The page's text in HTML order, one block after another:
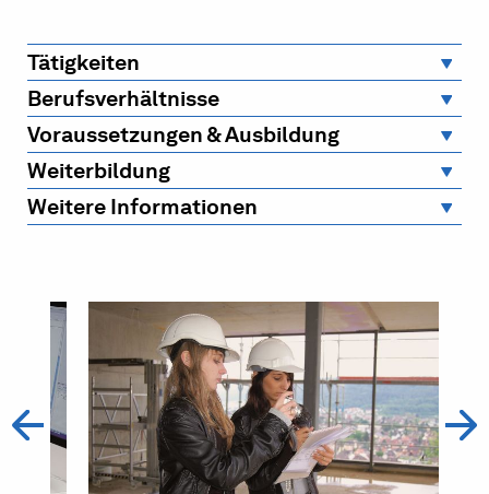
Tätigkeiten
Berufsverhältnisse
Voraussetzungen & Ausbildung
Weiterbildung
Weitere Informationen